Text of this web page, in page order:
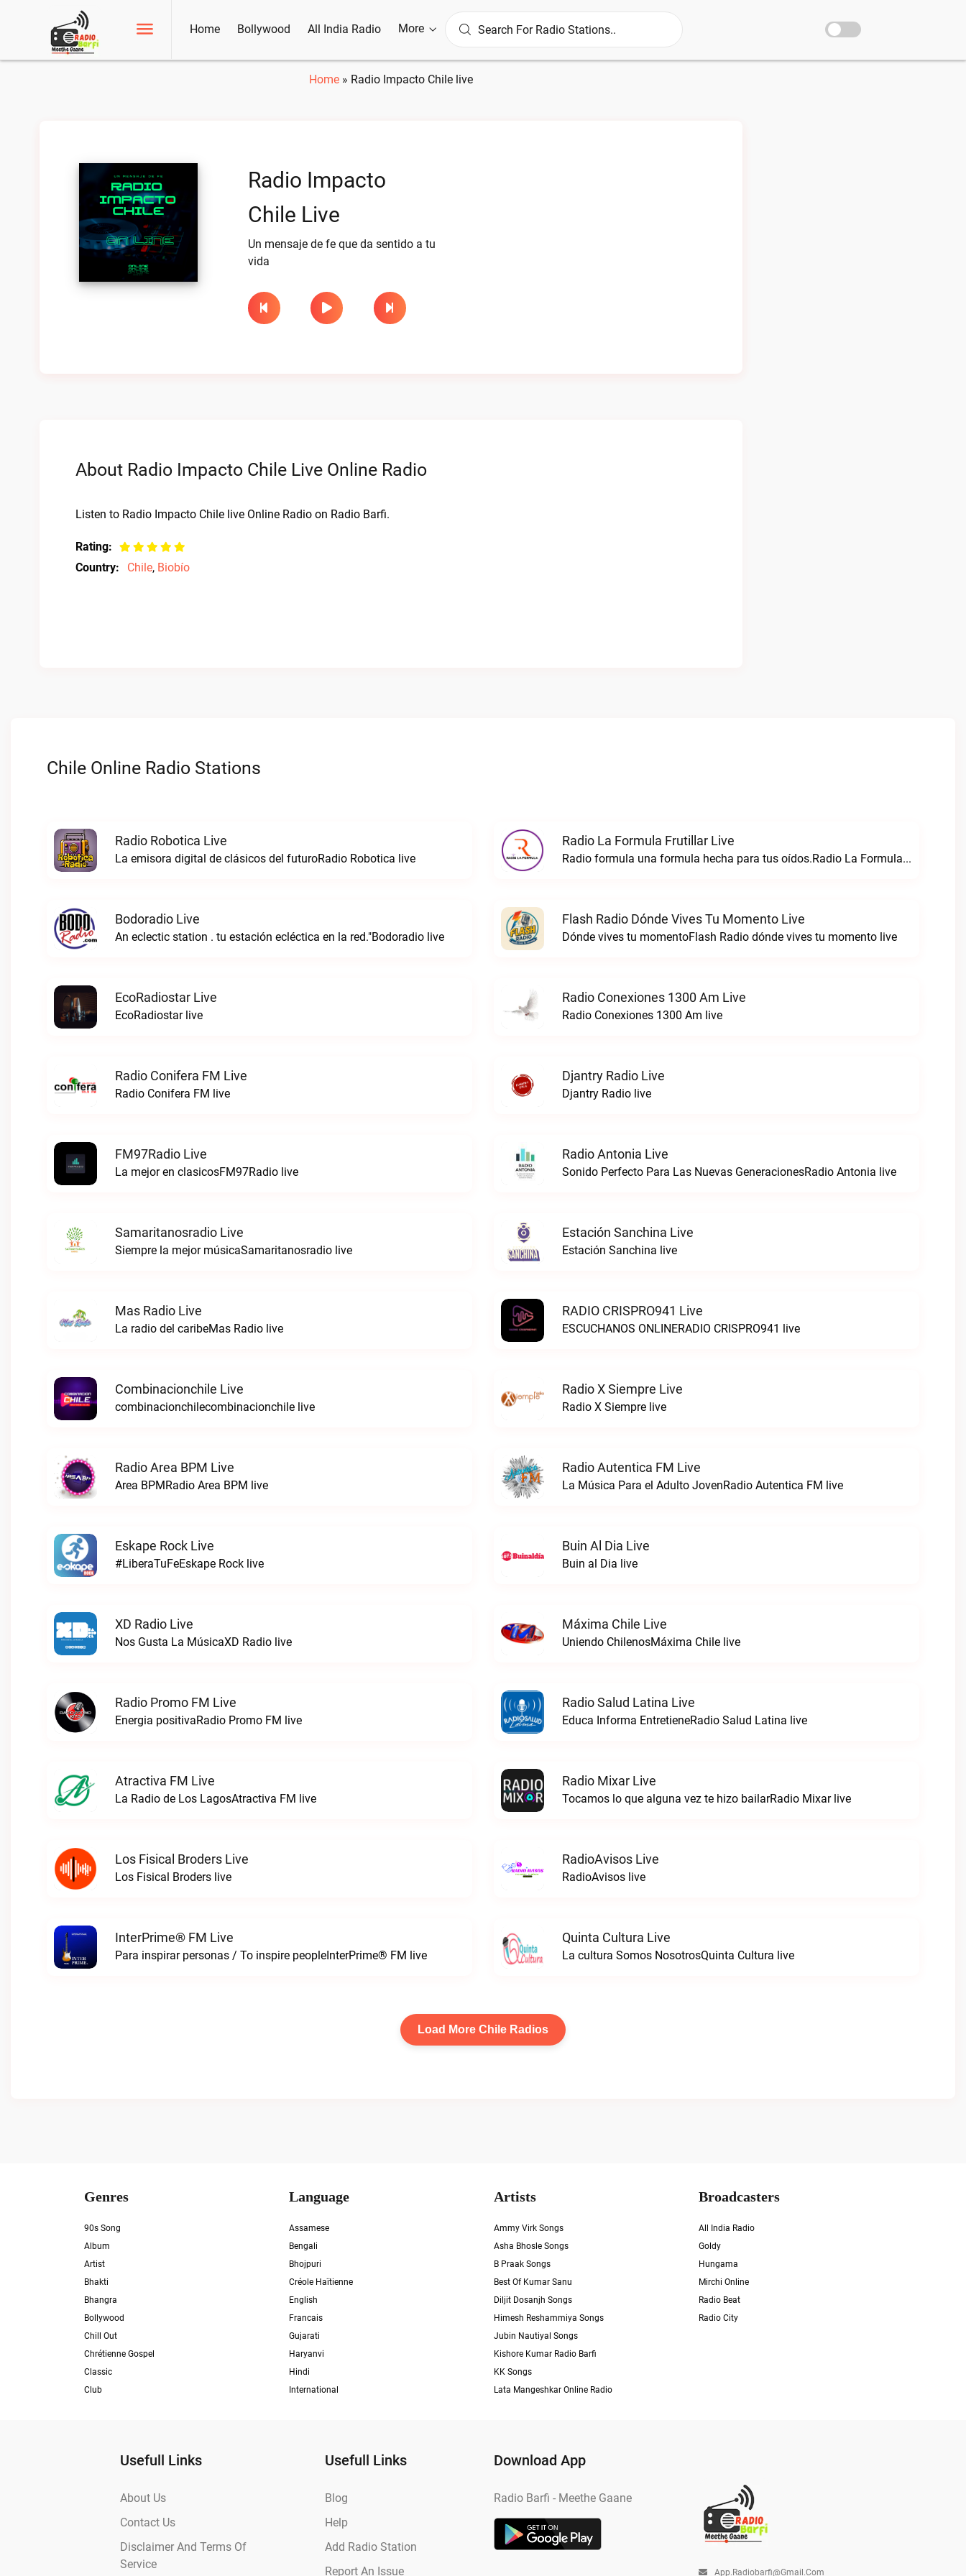
Home Bollywood All India Radio More
Home » Radio Impacto Chile live
Radio Impacto
Chile Live
Un mensaje de fe que da sentido a tu
vida
About Radio Impacto Chile Live Online Radio
Listen to Radio Impacto Chile live Online Radio on Radio Barfi.
Rating:
Country:
Chile, Biobío
Chile Online Radio Stations
Radio Robotica Live
La emisora digital de clásicos del futuroRadio Robotica live
Radio La Formula Frutillar Live
Radio formula una formula hecha para tus oídos.Radio La Formula Frutillar live
Bodoradio Live
An eclectic station . tu estación ecléctica en la red."Bodoradio live
Flash Radio Dónde Vives Tu Momento Live
Dónde vives tu momentoFlash Radio dónde vives tu momento live
EcoRadiostar Live
EcoRadiostar live
Radio Conexiones 1300 Am Live
Radio Conexiones 1300 Am live
Radio Conifera FM Live
Radio Conifera FM live
Djantry Radio Live
Djantry Radio live
FM97Radio Live
La mejor en clasicosFM97Radio live
Radio Antonia Live
Sonido Perfecto Para Las Nuevas GeneracionesRadio Antonia live
Samaritanosradio Live
Siempre la mejor músicaSamaritanosradio live
Estación Sanchina Live
Estación Sanchina live
Mas Radio Live
La radio del caribeMas Radio live
RADIO CRISPRO941 Live
ESCUCHANOS ONLINERADIO CRISPRO941 live
Combinacionchile Live
combinacionchilecombinacionchile live
Radio X Siempre Live
Radio X Siempre live
Radio Area BPM Live
Area BPMRadio Area BPM live
Radio Autentica FM Live
La Música Para el Adulto JovenRadio Autentica FM live
Eskape Rock Live
#LiberaTuFeEskape Rock live
Buin Al Dia Live
Buin al Dia live
XD Radio Live
Nos Gusta La MúsicaXD Radio live
Máxima Chile Live
Uniendo ChilenosMáxima Chile live
Radio Promo FM Live
Energia positivaRadio Promo FM live
Radio Salud Latina Live
Educa Informa EntretieneRadio Salud Latina live
Atractiva FM Live
La Radio de Los LagosAtractiva FM live
Radio Mixar Live
Tocamos lo que alguna vez te hizo bailarRadio Mixar live
Los Fisical Broders Live
Los Fisical Broders live
RadioAvisos Live
RadioAvisos live
InterPrime® FM Live
Para inspirar personas / To inspire peopleInterPrime® FM live
Quinta Cultura Live
La cultura Somos NosotrosQuinta Cultura live
Load More Chile Radios
Genres
90s Song
Album
Artist
Bhakti
Bhangra
Bollywood
Chill Out
Chrétienne Gospel
Classic
Club
Language
Assamese
Bengali
Bhojpuri
Créole Haïtienne
English
Francais
Gujarati
Haryanvi
Hindi
International
Artists
Ammy Virk Songs
Asha Bhosle Songs
B Praak Songs
Best Of Kumar Sanu
Diljit Dosanjh Songs
Himesh Reshammiya Songs
Jubin Nautiyal Songs
Kishore Kumar Radio Barfi
KK Songs
Lata Mangeshkar Online Radio
Broadcasters
All India Radio
Goldy
Hungama
Mirchi Online
Radio Beat
Radio City
Usefull Links
About Us
Contact Us
Disclaimer And Terms Of
Service
Usefull Links
Blog
Help
Add Radio Station
Report An Issue
Download App
Radio Barfi - Meethe Gaane
App.radiobarfi@gmail.com